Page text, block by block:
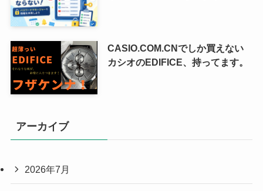
CASIO.COM.CNでしか買えない
カシオのEDIFICE、持ってます。
アーカイブ
2026年7月